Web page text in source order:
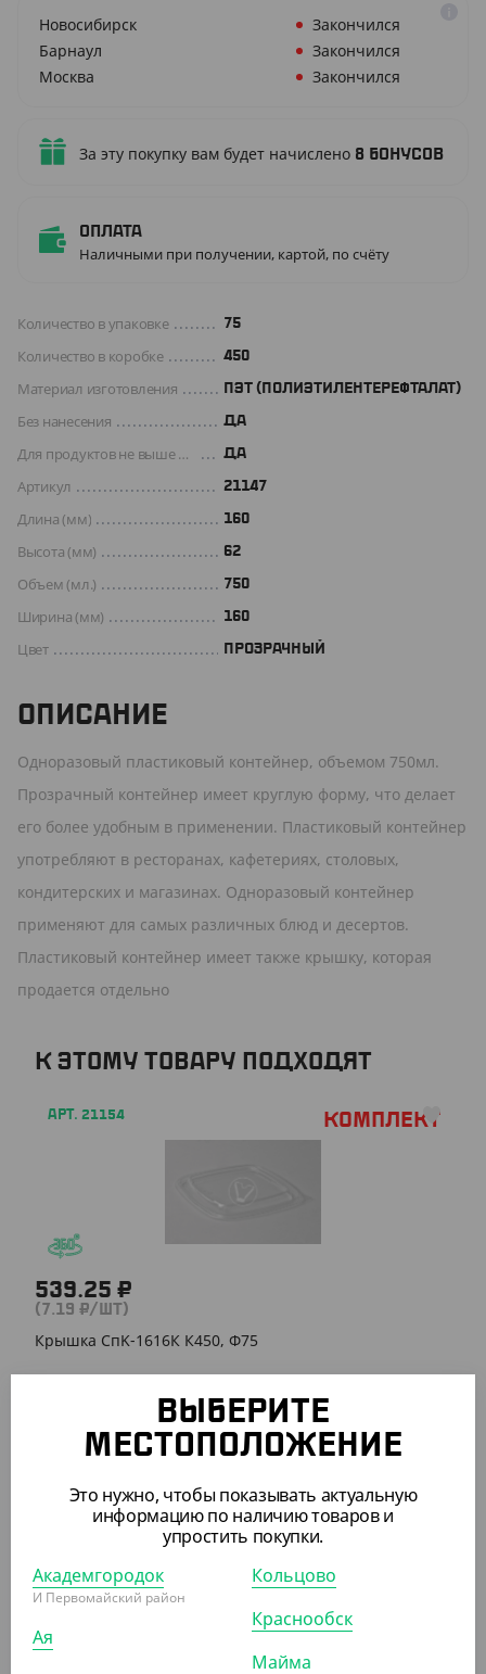
Новосибирск
Закончился
Барнаул
Закончился
Москва
Закончился
За эту покупку вам будет начислено 8 бонусов
Оплата
Наличными при получении, картой, по счёту
Количество в упаковке 75
Количество в коробке 450
Материал изготовления ПЭТ (ПОЛИЭТИЛЕНТЕРЕФТАЛАТ)
Без нанесения ДА
Для продуктов не выше +70 C° Да
Артикул 21147
Длина (мм) 160
Высота (мм) 62
Объем (мл.) 750
Ширина (мм) 160
Цвет ПРОЗРАЧНЫЙ
ОПИСАНИЕ
Одноразовый пластиковый контейнер, объемом 750мл.
Прозрачный контейнер имеет круглую форму, что делает
его более удобным в применении. Пластиковый контейнер
употребляют в ресторанах, кафетериях, столовых,
кондитерских и магазинах. Одноразовый контейнер
применяют для самых различных блюд и десертов.
Пластиковый контейнер имеет также крышку, которая
продается отдельно
К ЭТОМУ ТОВАРУ ПОДХОДЯТ
АРТ. 21154 Комплект
539.25 ₽
(7.19 ₽/ШТ)
Крышка СпK-1616К К450, Ф75
СООБЩИТЬ О ПОСТУПЛЕНИИ
ПОХОЖИЕ ТОВАРЫ
ВЫБЕРИТЕ
МЕСТОПОЛОЖЕНИЕ
Это нужно, чтобы показывать актуальную
информацию по наличию товаров и
упростить покупки.
Академгородок
И Первомайский район
Ая
Кольцово
Краснообск
Майма